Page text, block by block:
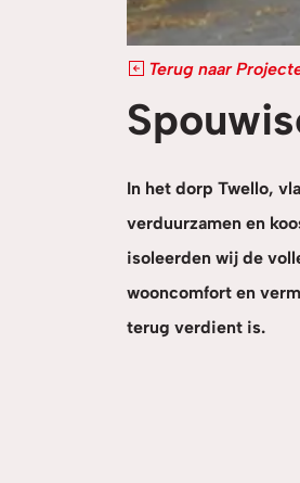
Terug naar
In het dorp Twello,
verduurzamen en
isoleerden wij de
wooncomfort en
terug verdient is.